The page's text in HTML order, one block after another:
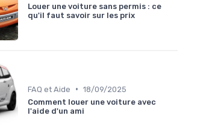
Louer une voiture sans permis : ce
qu'il faut savoir sur les prix
FAQ et Aide • 18/09/2025
Comment louer une voiture avec
l'aide d'un ami